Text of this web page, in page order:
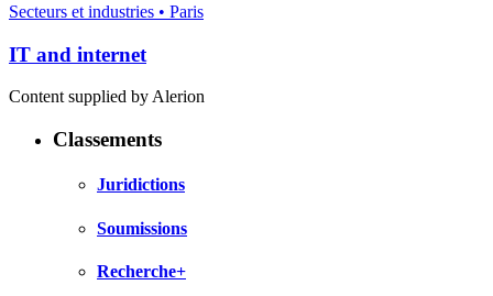
Secteurs et industries • Paris
IT and internet
Content supplied by Alerion
Classements
Juridictions
Soumissions
Recherche+